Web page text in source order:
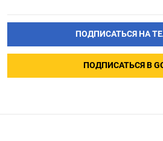
ПОДПИСАТЬСЯ НА
ПОДПИСАТЬСЯ В